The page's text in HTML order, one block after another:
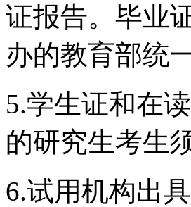
证报告。毕业
办的教育部统
5.学生证和在
的研究生考生
6.试用机构出